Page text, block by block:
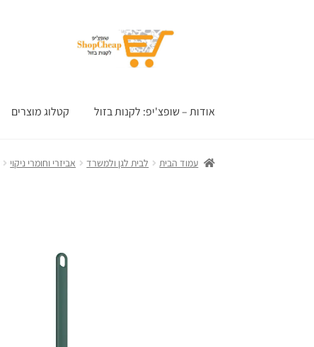
אודות – שופצ'יפ: לקנות בזול קטלוג מוצרים
עמוד הבית לבית לגן ולמשרד אביזרי וחומרי ניקוי